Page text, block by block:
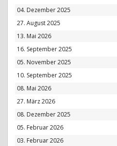
04. Dezember 2025
27. August 2025
13. Mai 2026
16. September 2025
05. November 2025
10. September 2025
08. Mai 2026
27. März 2026
08. Dezember 2025
05. Februar 2026
03. Februar 2026